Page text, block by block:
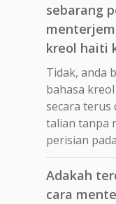
sebarang
kreol haiti
Tidak, anda
bahasa
secara terus
talian tanpa
perisian
Adakah
cara